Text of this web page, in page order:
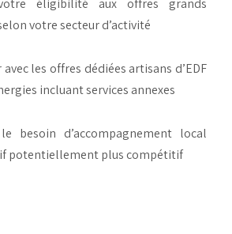
éligibilité aux offres grands
votre secteur d’activité
les offres dédiées artisans d’EDF
incluant services annexes
besoin d’accompagnement local
potentiellement plus compétitif